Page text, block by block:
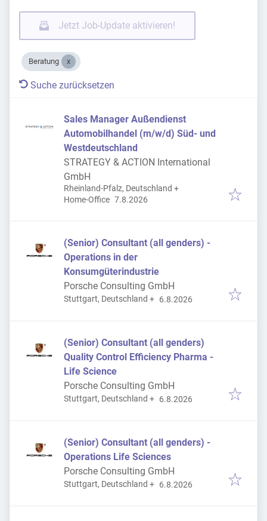
Jetzt Job-Update aktivieren!
Beratung
Suche zurücksetzen
Sales Manager Außendienst
Automobilhandel (m/w/d) Süd- und
Westdeutschland
STRATEGY & ACTION International
GmbH
Rheinland-Pfalz, Deutschland +
Home-Office Veröffentlicht
7.8.2026
(Senior) Consultant (all genders) -
Operations in der
Konsumgüterindustrie
Porsche Consulting GmbH
Stuttgart, Deutschland + Veröffentlicht
6.8.2026
(Senior) Consultant (all genders)
Quality Control Efficiency Pharma -
Life Science
Porsche Consulting GmbH
Stuttgart, Deutschland + Veröffentlicht
6.8.2026
(Senior) Consultant (all genders) -
Operations Life Sciences
Porsche Consulting GmbH
Stuttgart, Deutschland + Veröffentlicht
6.8.2026